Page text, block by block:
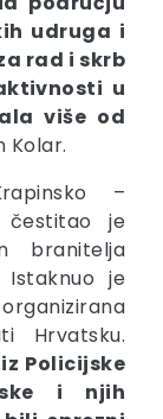
udruga i
rad i skrb
u
više od
Kolar.
–
čestitao je
branitelja
Istaknuo je
Hrvatsku.
Policijske
i njih